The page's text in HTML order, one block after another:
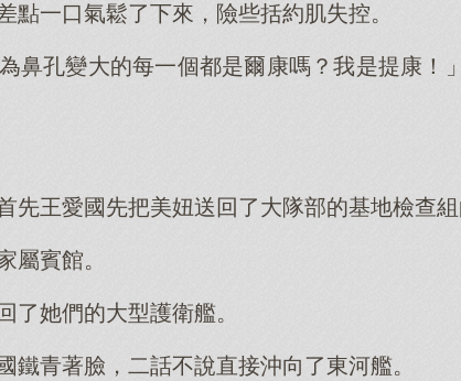
點一口氣鬆了下來，險些括約肌失控。
鼻孔變大的每一個都是爾康嗎？我是提康！
先王愛國先把美妞送回了大隊部的基地檢查組
屬賓館。
了她們的大型護衛艦。
鐵青著臉，二話不說直接沖向了東河艦。